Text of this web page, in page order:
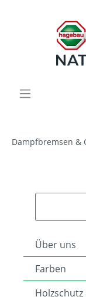
Dampfbremsen &
Über uns
Farben
Holzschutz